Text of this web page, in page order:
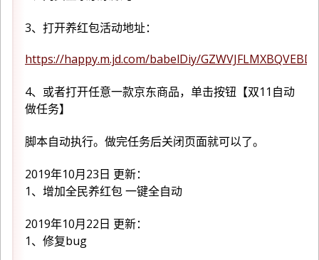
3、打开养红包活动地址：
https://happy.m.jd.com/babelDiy/
4、或者打开任意一款京东商品，单击按钮【双11自动
做任务】
脚本自动执行。做完任务后关闭页面就可以了。
2019年10月23日 更新：
1、增加全民养红包 一键全自动
2019年10月22日 更新：
1、修复bug